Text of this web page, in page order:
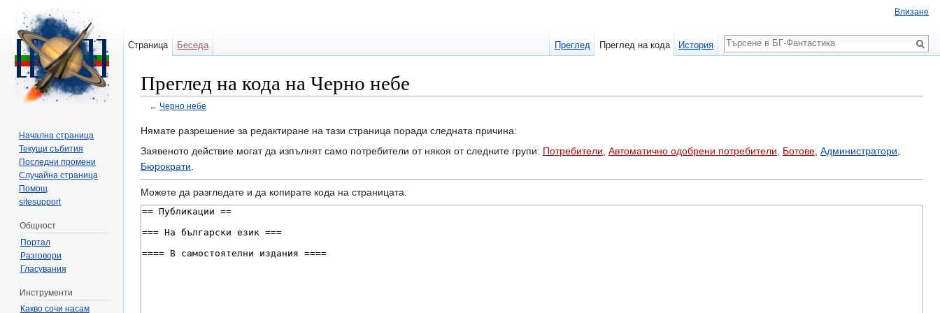
Преглед на кода на Черно небе
← Черно небе
Нямате разрешение за редактиране на тази страница поради следната причина:
Заявеното действие могат да изпълнят само потребители от някоя от следните групи: Потребители Автоматично одобрени потребители Ботове Администратори
Бюрократи
Можете да разгледате и да копирате кодa на страницата.
Влизане
Страница Беседа Преглед Преглед на кода История
Търсене
Начална страница
Текущи събития
Последни промени
Случайна страница
Помощ
sitesupport
Общност
Портал
Разговори
Гласувания
Инструменти
Какво сочи насам